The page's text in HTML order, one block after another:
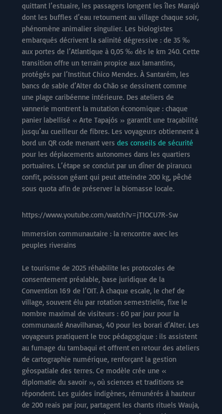
quittant l’estuaire, les passagers longent les îles Marajó
dont les buffles d’eau retournent au village chaque soir,
phénomène animalier singulier. Les biologistes
embarqués décrivent la salinité dégressive : de 35 ‰
aux portes de l’Atlantique à 0,05 ‰ dès le km 240. Cette
transition offre un terrain propice aux lamantins,
protégés par l’Institut Chico Mendes. À Santarém, les
bancs de sable d’Alter do Chão se dessinent comme
une plage caribéenne intérieure. Des ateliers de
vannerie montrent la mutation économique : chaque
panier labellisé « Arte Tapajós » garantit une traçabilité
jusqu’au cueilleur de fibres. Les voyageurs obtiennent à
bord un QR code menant vers des conseils de sécurité
pour les déplacements autonomes dans les quartiers
portuaires. L’étape se conclut par un dîner de pirarucu
confit, poisson géant qui peut atteindre 200 kg, pêché
sous quota afin de préserver la biomasse locale.
https://www.youtube.com/watch?v=jT1OCU7R-Sw
Immersion communautaire : la rencontre avec les
peuples riverains
Le tourisme de 2025 réhabilite les protocoles de
consentement préalable, base juridique de la
Convention 169 de l’OIT. À chaque escale, le chef de
village, souvent élu par rotation semestrielle, fixe le
nombre maximal de visiteurs : 60 par jour pour la
communauté Anavilhanas, 40 pour les borari d’Alter. Les
voyageurs pratiquent le troc pédagogique : ils assistent
au fumage du tambaqui et offrent en retour des ateliers
de cartographie numérique, renforçant la gestion
géospatiale des terres. Ce modèle crée une «
diplomatie du savoir », où sciences et traditions se
répondent. Les guides indigènes, rémunérés à hauteur
de 200 reais par jour, partagent les chants rituels Wauja,